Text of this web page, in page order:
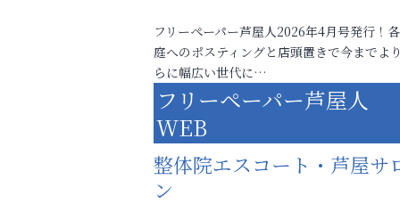
フリーペーパー芦屋人2026年4月号発行！
庭へのポスティングと店頭置きで今までよ
らに幅広い世代に…
フリーペーパー芦屋人
WEB
整体院エスコート・芦屋サ
ン